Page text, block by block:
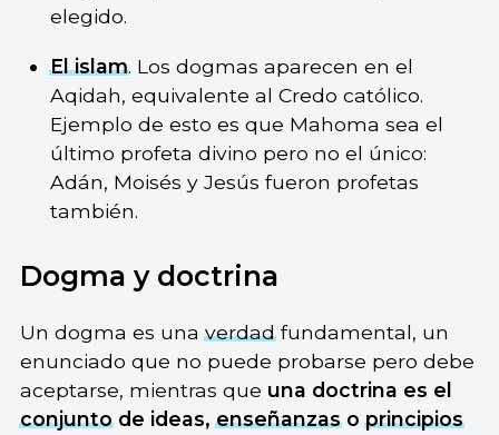
elegido.
El islam. Los dogmas aparecen en el
Aqidah, equivalente al Credo católico.
Ejemplo de esto es que Mahoma sea el
último profeta divino pero no el único:
Adán, Moisés y Jesús fueron profetas
también.
Dogma y doctrina
Un dogma es unaverdadfundamental, un
enunciado que no puede probarse pero debe
aceptarse, mientras que una doctrina es el
conjuntode ideas,enseñanzasoprincipios